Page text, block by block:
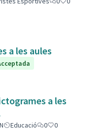
a les aules
a les
Educació 0
0